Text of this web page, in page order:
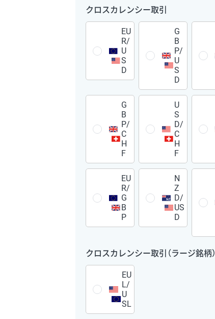
クロスカレンシー取引
EU
R/
U
S
D
G
B
P/
U
S
D
G
B
P/
C
H
F
U
S
D/
C
H
F
EU
R/
G
B
P
N
Z
D/
US
D
クロスカレンシー取引（ラージ銘柄）
EU
L/
U
SL